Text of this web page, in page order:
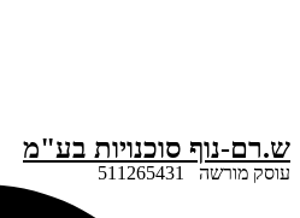
סוכנויות בע"מ